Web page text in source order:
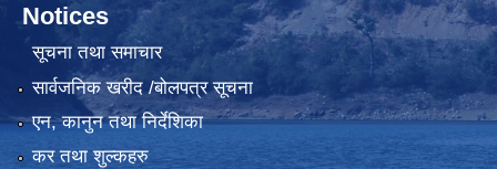
Notices
सूचना तथा समाचार
सार्वजनिक खरीद /बोलपत्र सूचना
एन, कानुन तथा निर्देशिका
कर तथा शुल्कहरु